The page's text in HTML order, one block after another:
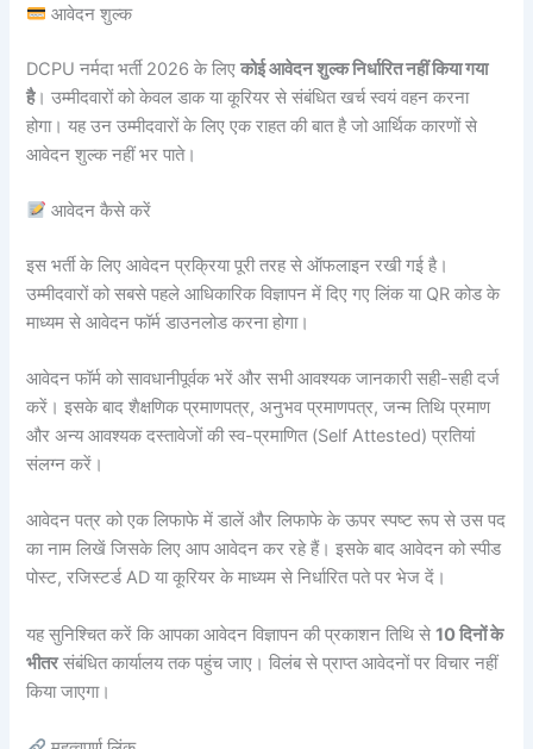
आवेदन शुल्क
DCPU नर्मदा भर्ती 2026 के लिएकोई आवेदन शुल्क निर्धारित नहीं किया गया
है। उम्मीदवारों को केवल डाक या कूरियर से संबंधित खर्च स्वयं वहन करना
होगा। यह उन उम्मीदवारों के लिए एक राहत की बात है जो आर्थिक कारणों से
आवेदन शुल्क नहीं भर पाते।
आवेदन कैसे करें
इस भर्ती के लिए आवेदन प्रक्रिया पूरी तरह से ऑफलाइन रखी गई है।
उम्मीदवारों को सबसे पहले आधिकारिक विज्ञापन में दिए गए लिंक या QR कोड के
माध्यम से आवेदन फॉर्म डाउनलोड करना होगा।
आवेदन फॉर्म को सावधानीपूर्वक भरें और सभी आवश्यक जानकारी सही-सही दर्ज
करें। इसके बाद शैक्षणिक प्रमाणपत्र, अनुभव प्रमाणपत्र, जन्म तिथि प्रमाण
और अन्य आवश्यक दस्तावेजों की स्व-प्रमाणित (Self Attested) प्रतियां
संलग्न करें।
आवेदन पत्र को एक लिफाफे में डालें और लिफाफे के ऊपर स्पष्ट रूप से उस पद
का नाम लिखें जिसके लिए आप आवेदन कर रहे हैं। इसके बाद आवेदन को स्पीड
पोस्ट, रजिस्टर्ड AD या कूरियर के माध्यम से निर्धारित पते पर भेज दें।
यह सुनिश्चित करें कि आपका आवेदन विज्ञापन की प्रकाशन तिथि से10 दिनों के
भीतरसंबंधित कार्यालय तक पहुंच जाए। विलंब से प्राप्त आवेदनों पर विचार नहीं
किया जाएगा।